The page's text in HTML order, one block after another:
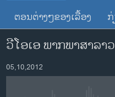
ໄປ
ຫາ
ຊອກ
ຄົ້ນ
ອາເມຣິກາ
ການເລືອກຕັ້ງ ປະທານາທີບໍດີ ສະ
ຂ່າວ​ຈີນ
ໂລກ
ຈອງພັອດແຄັສ
ຕອນຕ່າງໆຂອງເລື້ອງ
ວີໂອເອ ພາກພາສາລາວ
05,10,2012